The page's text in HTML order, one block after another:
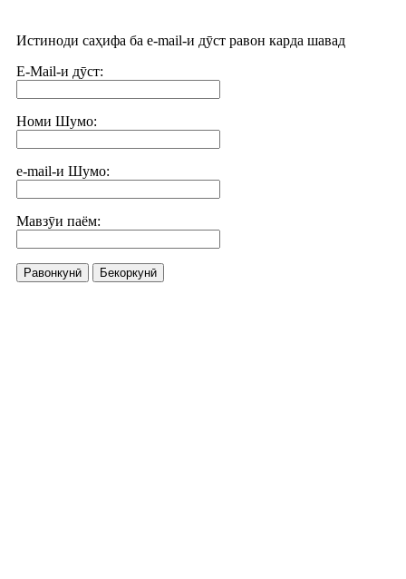
Истиноди саҳифа ба e-mail-и дӯст равон карда шавад
E-Mail-и дӯст:
Номи Шумо:
e-mail-и Шумо:
Мавзӯи паём:
Равонкунӣ Бекоркунӣ